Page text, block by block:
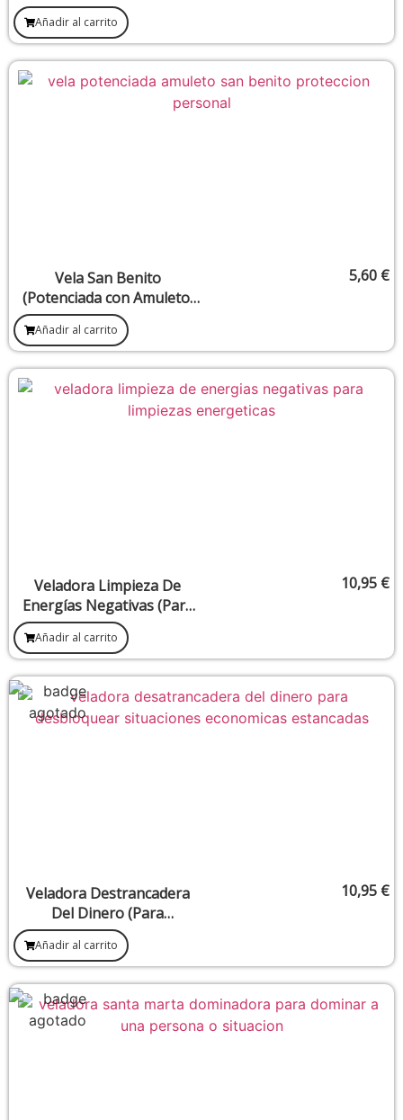
Añadir al carrito
Vela San Benito
(Potenciada con Amuleto,
Protección Personal)
5,60 €
Añadir al carrito
Veladora Limpieza De
Energías Negativas (Para
Limpiezas Energéticas)
10,95 €
Añadir al carrito
Veladora Destrancadera
Del Dinero (Para
Desbloquear Situaciones
Económicas Estancadas)
10,95 €
Añadir al carrito